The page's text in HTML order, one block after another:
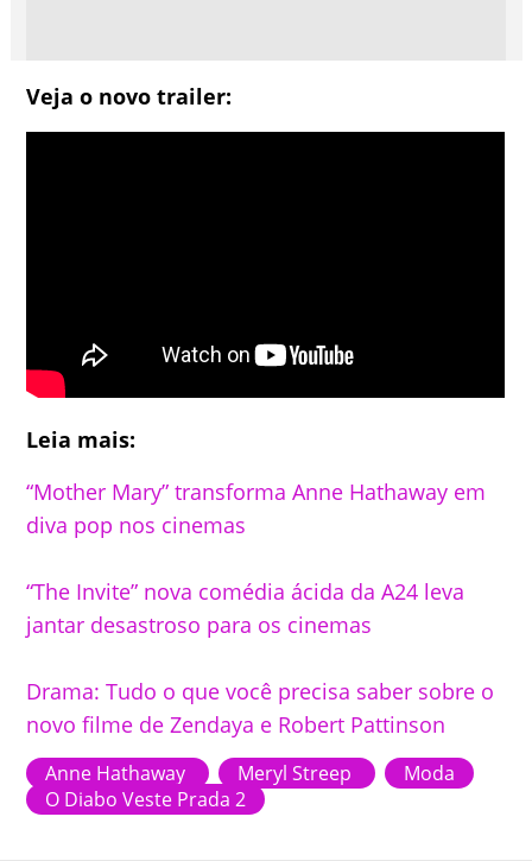
Veja o novo trailer:
Leia mais:
“Mother Mary” transforma Anne Hathaway em
diva pop nos cinemas
“The Invite” nova comédia ácida da A24 leva
jantar desastroso para os cinemas
Drama: Tudo o que você precisa saber sobre o
novo filme de Zendaya e Robert Pattinson
Anne Hathaway Meryl Streep
Moda
O Diabo Veste Prada 2